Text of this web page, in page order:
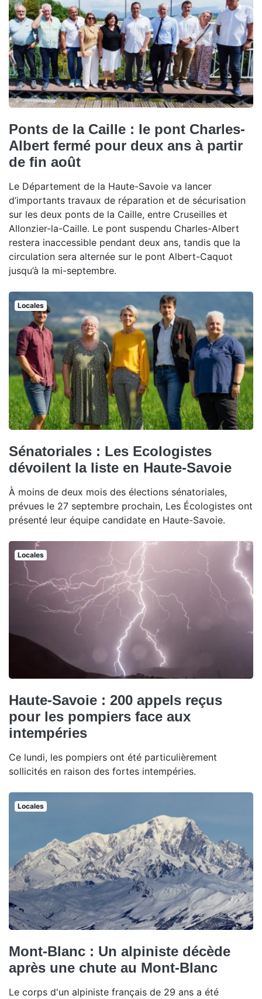
Ponts de la Caille : le pont Charles-
Albert fermé pour deux ans à partir
de fin août
Le Département de la Haute-Savoie va lancer
d’importants travaux de réparation et de sécurisation
sur les deux ponts de la Caille, entre Cruseilles et
Allonzier-la-Caille. Le pont suspendu Charles-Albert
restera inaccessible pendant deux ans, tandis que la
circulation sera alternée sur le pont Albert-Caquot
jusqu’à la mi-septembre.
Locales
Sénatoriales : Les Ecologistes
dévoilent la liste en Haute-Savoie
À moins de deux mois des élections sénatoriales,
prévues le 27 septembre prochain, Les Écologistes ont
présenté leur équipe candidate en Haute-Savoie.
Locales
Haute-Savoie : 200 appels reçus
pour les pompiers face aux
intempéries
Ce lundi, les pompiers ont été particulièrement
sollicités en raison des fortes intempéries.
Locales
Mont-Blanc : Un alpiniste décède
après une chute au Mont-Blanc
Le corps d'un alpiniste français de 29 ans a été